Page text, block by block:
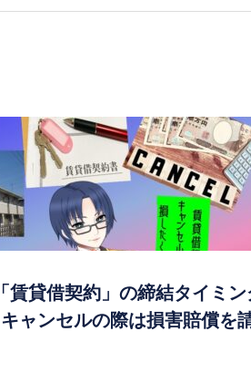
「賃貸借契約」の締結タイミン
キャンセルの際は損害賠償を